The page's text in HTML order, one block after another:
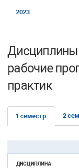
2023
Дисциплины
рабочие
практик
1 семестр 2